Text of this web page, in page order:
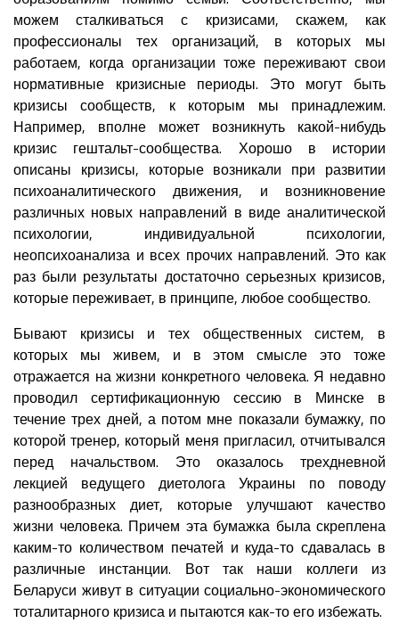
можем сталкиваться с кризисами, скажем, как
профессионалы тех организаций, в которых мы
работаем, когда организации тоже переживают свои
нормативные кризисные периоды. Это могут быть
кризисы сообществ, к которым мы принадлежим.
Например, вполне может возникнуть какой-нибудь
кризис гештальт-сообщества. Хорошо в истории
описаны кризисы, которые возникали при развитии
психоаналитического движения, и возникновение
различных новых направлений в виде аналитической
психологии, индивидуальной психологии,
неопсихоанализа и всех прочих направлений. Это как
раз были результаты достаточно серьезных кризисов,
которые переживает, в принципе, любое сообщество.
Бывают кризисы и тех общественных систем, в
которых мы живем, и в этом смысле это тоже
отражается на жизни конкретного человека. Я недавно
проводил сертификационную сессию в Минске в
течение трех дней, а потом мне показали бумажку, по
которой тренер, который меня пригласил, отчитывался
перед начальством. Это оказалось трехдневной
лекцией ведущего диетолога Украины по поводу
разнообразных диет, которые улучшают качество
жизни человека. Причем эта бумажка была скреплена
каким-то количеством печатей и куда-то сдавалась в
различные инстанции. Вот так наши коллеги из
Беларуси живут в ситуации социально-экономического
тоталитарного кризиса и пытаются как-то его избежать.